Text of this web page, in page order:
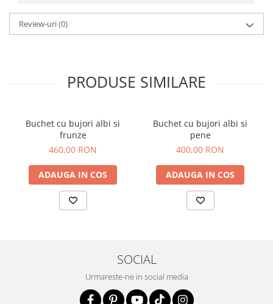
Review-uri(0)
PRODUSE SIMILARE
Buchet cu bujori albi si
frunze
460,00 RON
ADAUGA IN COS
Buchet cu bujori albi si
pene
400,00 RON
ADAUGA IN COS
SOCIAL
Urmareste-ne in social media